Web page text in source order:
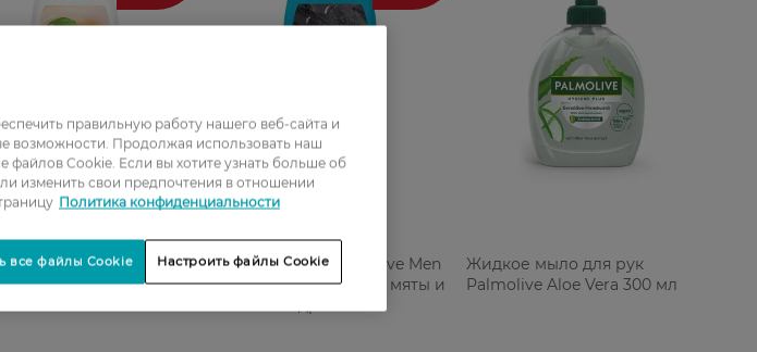
душа Palmolive
Освежающий Персик,
Гель для душа Palmolive Men
Sport Эфирные масла мяты и
Жидкое мыло для рук
Palmolive Aloe Vera 300 мл
правильную работу нашего веб-сайта и
возможности. Продолжая использовать наш
файлов Cookie. Если вы хотите узнать больше об
изменить свои предпочтения в отношении
Политика конфиденциальности
Настроить файлы Cookie
все файлы Cookie